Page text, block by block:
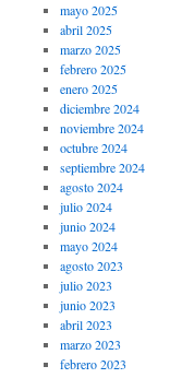
mayo 2025
abril 2025
marzo 2025
febrero 2025
enero 2025
diciembre 2024
noviembre 2024
octubre 2024
septiembre 2024
agosto 2024
julio 2024
junio 2024
mayo 2024
agosto 2023
julio 2023
junio 2023
abril 2023
marzo 2023
febrero 2023